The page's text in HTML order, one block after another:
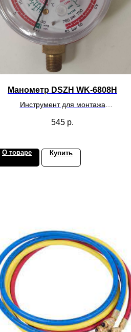
Манометр DSZH WK-6808H
Инструмент для монтажа
545 р.
О товаре Купить